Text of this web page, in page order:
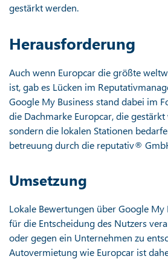
gestärkt werden.
Herausforderung
Auch wenn Europcar die größte
ist, gab es Lücken im
Google My Business stand dabei im
die Dachmarke Europcar, die
sondern die lokalen Stationen
betreuung durch die reputativ®
Umsetzung
Lokale Bewertungen über Google My
für die Entscheidung des Nutzers
oder gegen ein Unternehmen zu
Autovermietung wie Europcar ist